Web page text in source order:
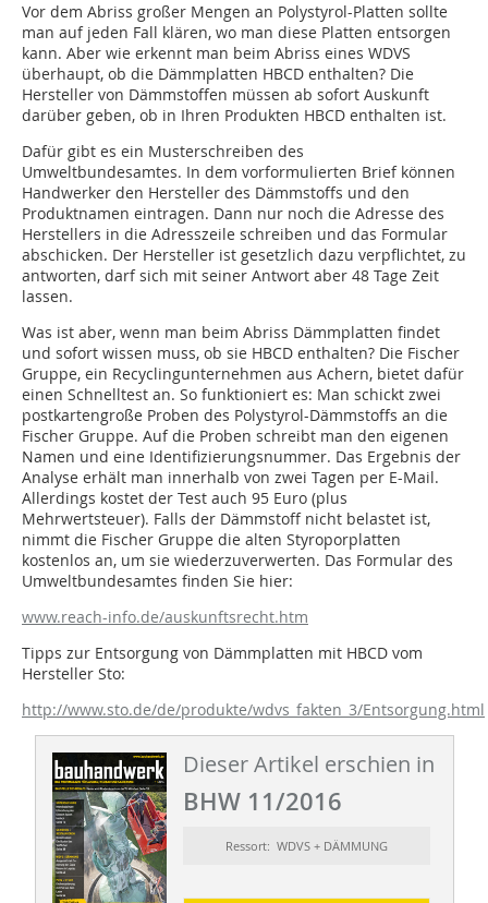
Vor dem Abriss großer Mengen an Polystyrol-Platten sollte
man auf jeden Fall klären, wo man diese Platten entsorgen
kann. Aber wie erkennt man beim Abriss eines WDVS
überhaupt, ob die Dämmplatten HBCD enthalten? Die
Hersteller von Dämm­stoffen müssen ab sofort Auskunft
darüber geben, ob in Ihren Produkten HBCD ent­hal­ten ist.
Dafür gibt es ein Musterschreiben des
Umweltbundesamtes. In dem vorformulierten Brief können
Handwerker den Hersteller des Dämmstoffs und den
Produktnamen eintragen. Dann nur noch die Adresse des
Herstellers in die Adresszeile schreiben und das Formular
abschicken. Der Hersteller ist gesetzlich dazu verpflichtet, zu
antworten, darf sich mit seiner Antwort aber 48 Tage Zeit
lassen.
Was ist aber, wenn man beim Abriss Dämmplatten findet
und sofort wissen muss, ob sie HBCD enthalten? Die Fischer
Gruppe, ein Recyclingunternehmen aus Achern, bietet dafür
einen Schnelltest an. So funktioniert es: Man schickt zwei
postkartengroße Proben des Polystyrol-Dämmstoffs an die
Fischer Gruppe. Auf die Proben schreibt man den eigenen
Namen und eine Identifizierungsnummer. Das Ergebnis der
Analyse erhält man innerhalb von zwei Tagen per E-Mail.
Allerdings kostet der Test auch 95 Euro (plus
Mehrwertsteuer). Falls der Dämmstoff nicht belastet ist,
nimmt die Fischer Gruppe die alten Styroporplatten
kostenlos an, um sie wiederzuverwerten. Das Formular des
Umweltbundesamtes finden Sie hier:
www.reach-info.de/auskunftsrecht.htm
Tipps zur Entsorgung von Dämmplatten mit HBCD vom
Hersteller Sto:
http://www.sto.de/de/produkte/wdvs_fakten_3/Entsorgung.html
Dieser Artikel erschien in
BHW 11/2016
Ressort: WDVS + DÄMMUNG